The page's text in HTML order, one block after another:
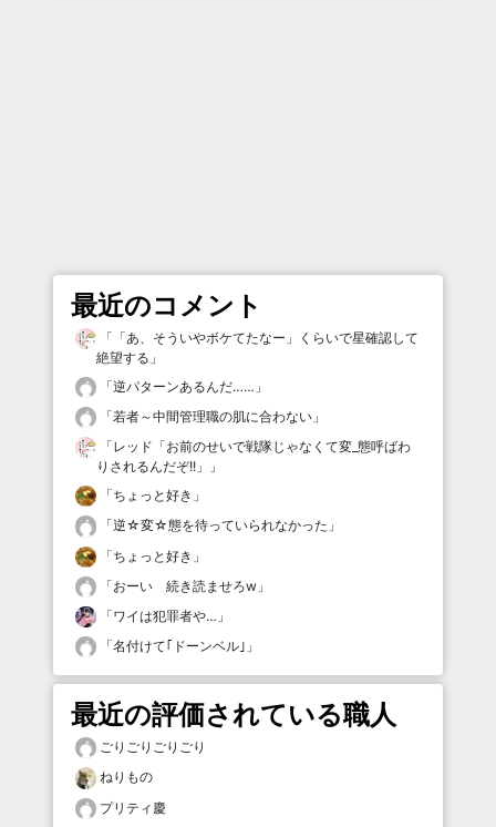
最近のコメント
「 「あ、そういやボケてたなー」くらいで星確認して
絶望する 」
「逆パターンあるんだ…… 」
「若者～中間管理職の肌に合わない 」
「レッド「お前のせいで戦隊じゃなくて変_態呼ばわ
りされるんだぞ!!」
」
「ちょっと好き 」
「逆☆変☆態を待っていられなかった 」
「ちょっと好き 」
「おーい 続き読ませろw 」
「ワイは犯罪者や… 」
「名付けて｢ドーンベル｣ 」
最近の評価されている職人
ごりごりごりごり
ねりもの
プリティ慶